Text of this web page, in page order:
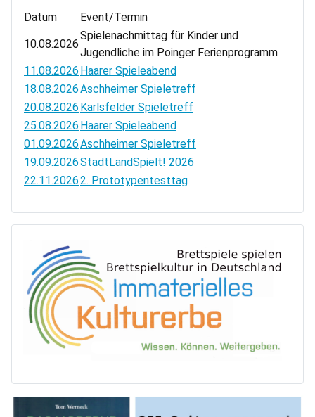
Datum
Event/Termin
10.08.2026
Spielenachmittag für Kinder und
Jugendliche im Poinger Ferienprogramm
11.08.2026 Haarer Spieleabend
18.08.2026Aschheimer Spieletreff
20.08.2026 Karlsfelder Spieletreff
25.08.2026 Haarer Spieleabend
01.09.2026Aschheimer Spieletreff
19.09.2026StadtLandSpielt! 2026
22.11.20262. Prototypentesttag